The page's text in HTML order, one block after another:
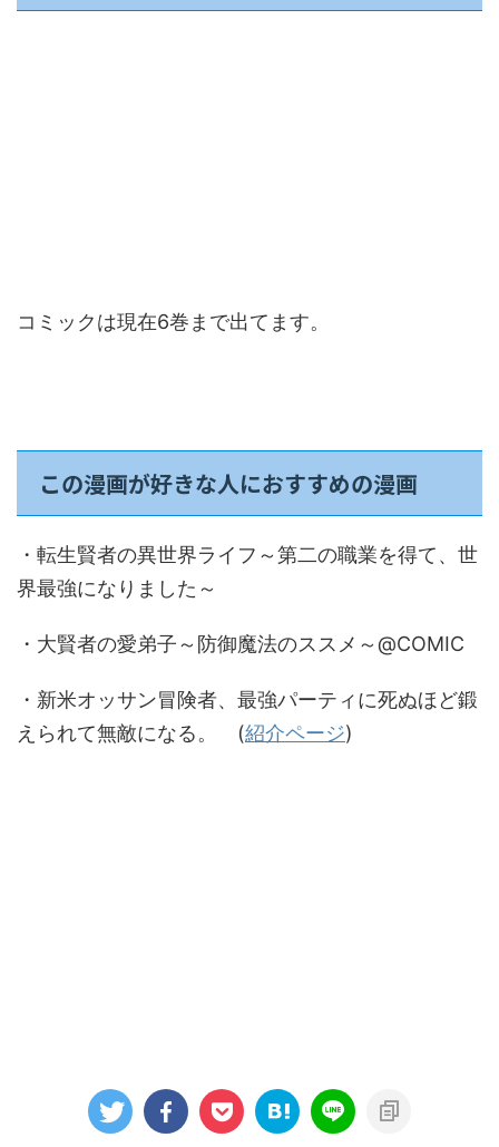
コミックは現在6巻まで出てます。
この漫画が好きな人におすすめの漫画
・転生賢者の異世界ライフ～第二の職業を得て、世
界最強になりました～
・大賢者の愛弟子～防御魔法のススメ～@COMIC
・新米オッサン冒険者、最強パーティに死ぬほど鍛
えられて無敵になる。 (紹介ページ)